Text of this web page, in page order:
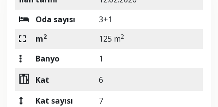
Oda sayısı
3+1
m2 125 m2
Banyo
1
Kat
6
Kat sayısı
7